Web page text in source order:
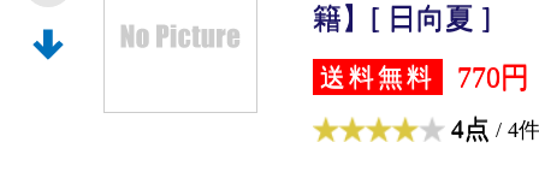
籍】[ 日向夏 ]
送料無料 770円
4点 / 4件